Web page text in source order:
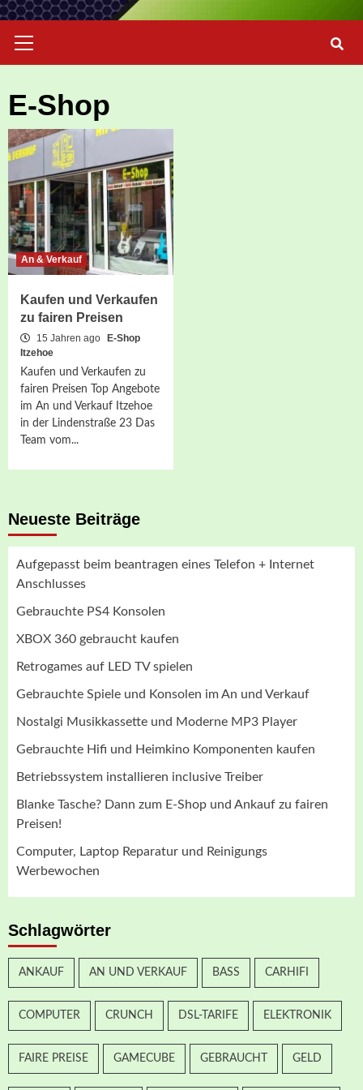
Menu
E-Shop
An & Verkauf
Kaufen und Verkaufen
zu fairen Preisen
15 Jahren ago
E-Shop
Itzehoe
Kaufen und Verkaufen zu
fairen Preisen Top Angebote
im An und Verkauf Itzehoe
in der Lindenstraße 23 Das
Team vom...
Neueste Beiträge
Aufgepasst beim beantragen eines Telefon + Internet
Anschlusses
Gebrauchte PS4 Konsolen
XBOX 360 gebraucht kaufen
Retrogames auf LED TV spielen
Gebrauchte Spiele und Konsolen im An und Verkauf
Nostalgi Musikkassette und Moderne MP3 Player
Gebrauchte Hifi und Heimkino Komponenten kaufen
Betriebssystem installieren inclusive Treiber
Blanke Tasche? Dann zum E-Shop und Ankauf zu fairen
Preisen!
Computer, Laptop Reparatur und Reinigungs
Werbewochen
Schlagwörter
ANKAUF AN UND VERKAUF BASS CARHIFI
COMPUTER CRUNCH DSL-TARIFE ELEKTRONIK
FAIRE PREISE GAMECUBE GEBRAUCHT GELD